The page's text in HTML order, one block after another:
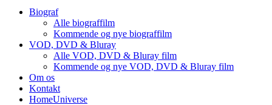
Biograf
Alle biograffilm
Kommende og nye biograffilm
VOD, DVD & Bluray
Alle VOD, DVD & Bluray film
Kommende og nye VOD, DVD & Bluray film
Om os
Kontakt
HomeUniverse